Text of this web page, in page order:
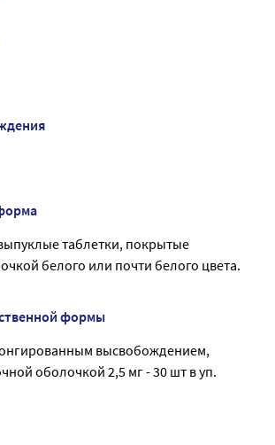
таблетки, покрытые
белого или почти белого цвета.
формы
высвобождением,
оболочкой 2,5 мг - 30 шт в уп.